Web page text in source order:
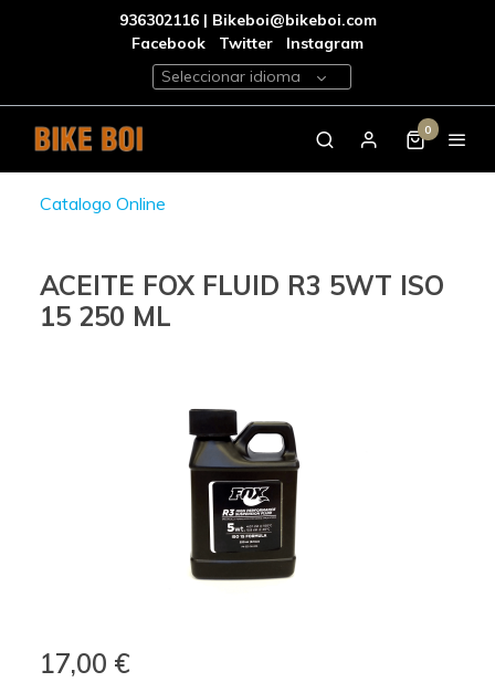
936302116 | Bikeboi@bikeboi.com
Facebook
Twitter
Instagram
Seleccionar idioma
0
Catalogo Online
ACEITE FOX FLUID R3 5WT ISO
15 250 ML
17,00 €